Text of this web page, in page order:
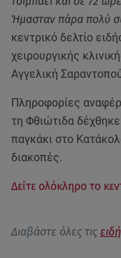
Ήμασταν πάρα πολύ
κεντρικό δελτίο
χειρουργικής
Αγγελική
Πληροφορίες
τη Φθιώτιδα
παγκάκι στο
διακοπές.
Δείτε ολόκληρο το
Διαβάστε όλες τις